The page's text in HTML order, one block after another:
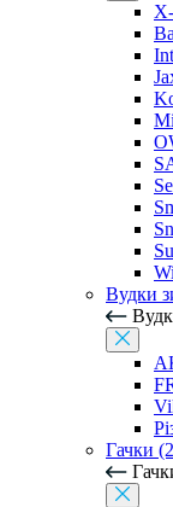
Вудки
Гачки